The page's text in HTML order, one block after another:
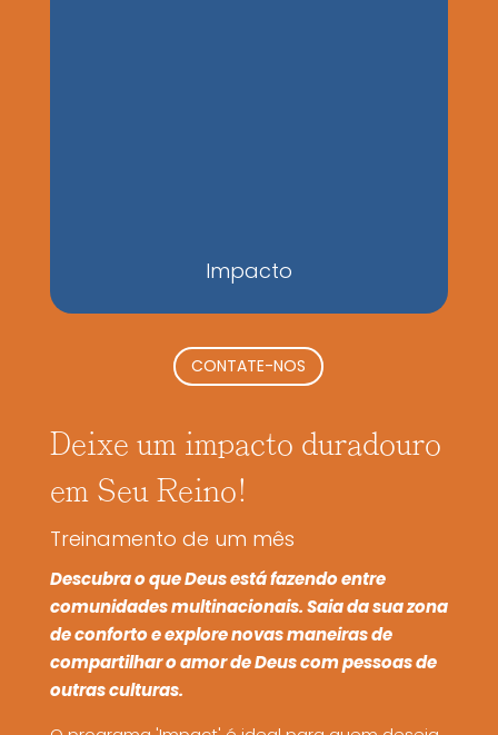
Impacto
CONTATE-NOS
Deixe um impacto duradouro
em Seu Reino!
Treinamento de um mês
Descubra o que Deus está fazendo entre
comunidades multinacionais.Saia da sua zona
de conforto e explore novas maneiras de
compartilhar o amor de Deus com pessoas de
outras culturas.